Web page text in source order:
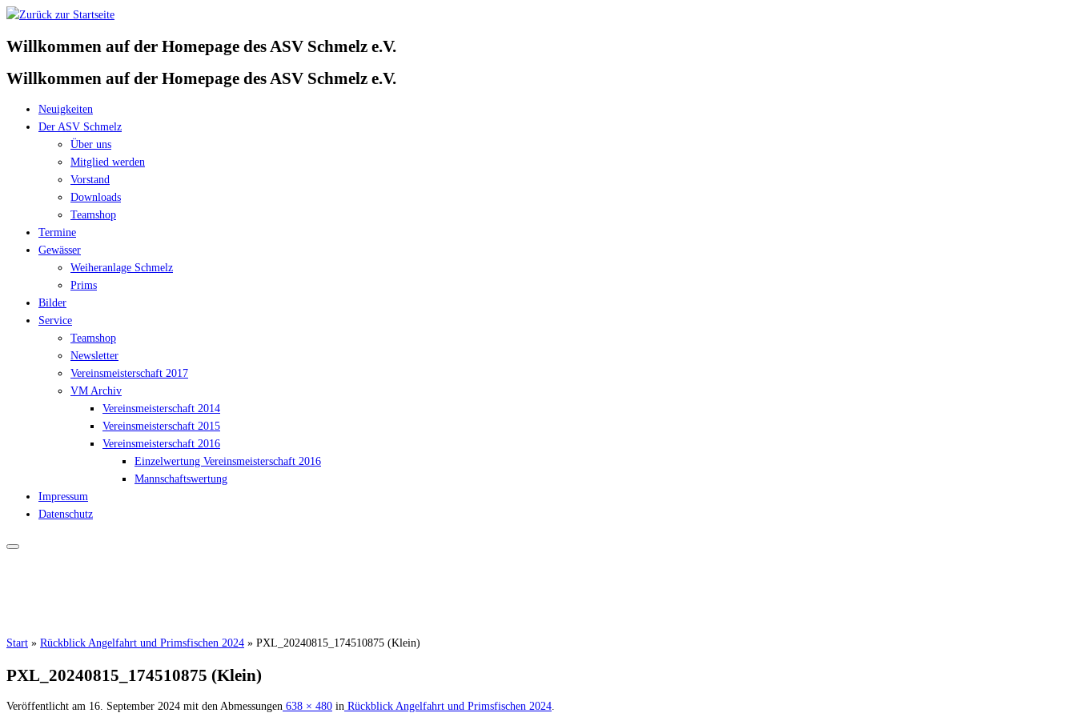
Zum
springen
Willkommen auf der Homepage des ASV Schmelz e.V.
Willkommen auf der Homepage des ASV Schmelz e.V.
Neuigkeiten
Der ASV Schmelz
Über uns
Mitglied werden
Vorstand
Downloads
Teamshop
Termine
Gewässer
Weiheranlage Schmelz
Prims
Bilder
Service
Teamshop
Newsletter
Vereinsmeisterschaft 2017
VM Archiv
Vereinsmeisterschaft 2014
Vereinsmeisterschaft 2015
Vereinsmeisterschaft 2016
Einzelwertung Vereinsmeisterschaft 2016
Mannschaftswertung
Impressum
Datenschutz
Start » Rückblick Angelfahrt und Primsfischen 2024 » PXL_20240815_174510875 (Klein)
PXL_20240815_174510875 (Klein)
Veröffentlicht am 16. September 2024 mit den Abmessungen 638 × 480 in Rückblick Angelfahrt und Primsfischen 2024.